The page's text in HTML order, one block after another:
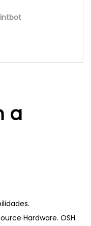
a
Hardware. OSH